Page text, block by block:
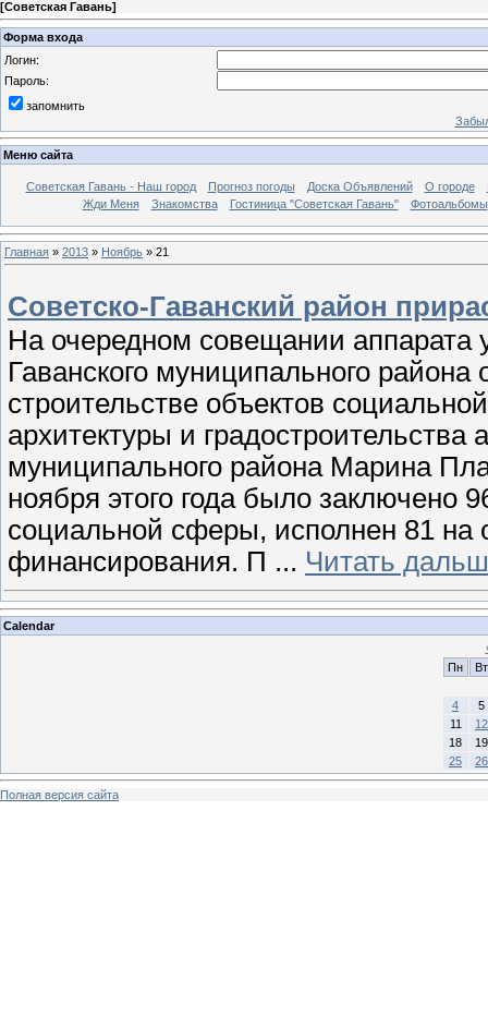
[Советская Гавань]
Форма входа
Логин:
Пароль:
запомнить
Меню сайта
Советская Гавань - Наш город Прогноз погоды Доска Объявлений О городе
Жди Меня
Знакомства Гостиница "Советская Гавань" Фотоальбомы
Главная » 2013 » Ноябрь » 21
Советско-Гаванский район
На очередном совещании аппарата
Гаванского муниципального
строительстве объектов
архитектуры и градостроительства
муниципального района Марина
ноября этого года было заключено
социальной сферы, исполнен 81
финансирования. П ... Читать
Calendar
Пн
Вт
4
5
11
12
18
19
25
26
Полная версия сайта